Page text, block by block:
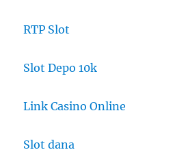
RTP Slot
Slot Depo 10k
Link Casino Online
Slot dana